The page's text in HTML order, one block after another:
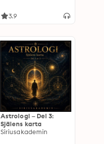
3.9
Astrologi – Del 3:
Själens karta
Siriusakademin